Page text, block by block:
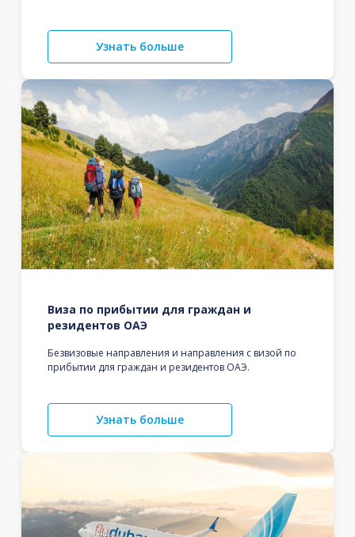
Узнать больше
Виза по прибытии для граждан и
резидентов ОАЭ
Безвизовые направления и направления с визой по
прибытии для граждан и резидентов ОАЭ.
Узнать больше